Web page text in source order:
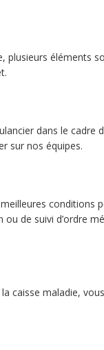
plusieurs éléments
dans le cadre
sur nos équipes.
conditions
de suivi d’ordre
caisse maladie,